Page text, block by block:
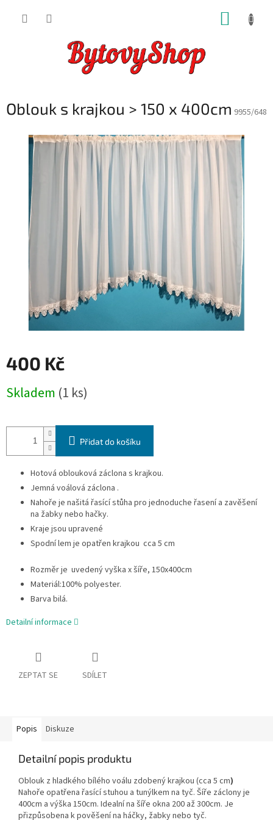
Oblouk s krajkou > 150 x 400cm 9955/648
400 Kč
cena:
Skladem (1 ks)
Přidat do košíku
Hotová oblouková záclona s krajkou.
Jemná voálová záclona .
Nahoře je našitá řasící stůha pro jednoduche řasení a zavěšení
na žabky nebo hačky.
Kraje jsou upravené
Spodní lem je opatřen krajkou cca 5 cm
Rozměr je uvedený vyška x šíře, 150x400cm
Materiál:100% polyester.
Barva bilá.
Detailní informace
ZEPTAT SE SDÍLET
Popis Diskuze
Detailní popis produktu
Oblouk z hladkého bílého voálu zdobený krajkou (cca 5 cm)
Nahoře opatřena řasící stuhou a tunýlkem na tyč. Šíře záclony je
400cm a výška 150cm. Idealní na šíře okna 200 až 300cm. Je
přizpůsobena k pověšení na háčky, žabky nebo tyč.